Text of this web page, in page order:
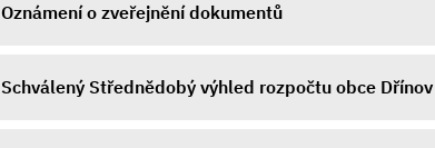
Oznámení o zveřejnění dokumentů
Schválený Střednědobý výhled rozpočtu obce